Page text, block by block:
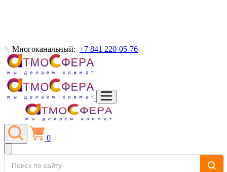
Многоканальный: +7 841 220-05-76
0